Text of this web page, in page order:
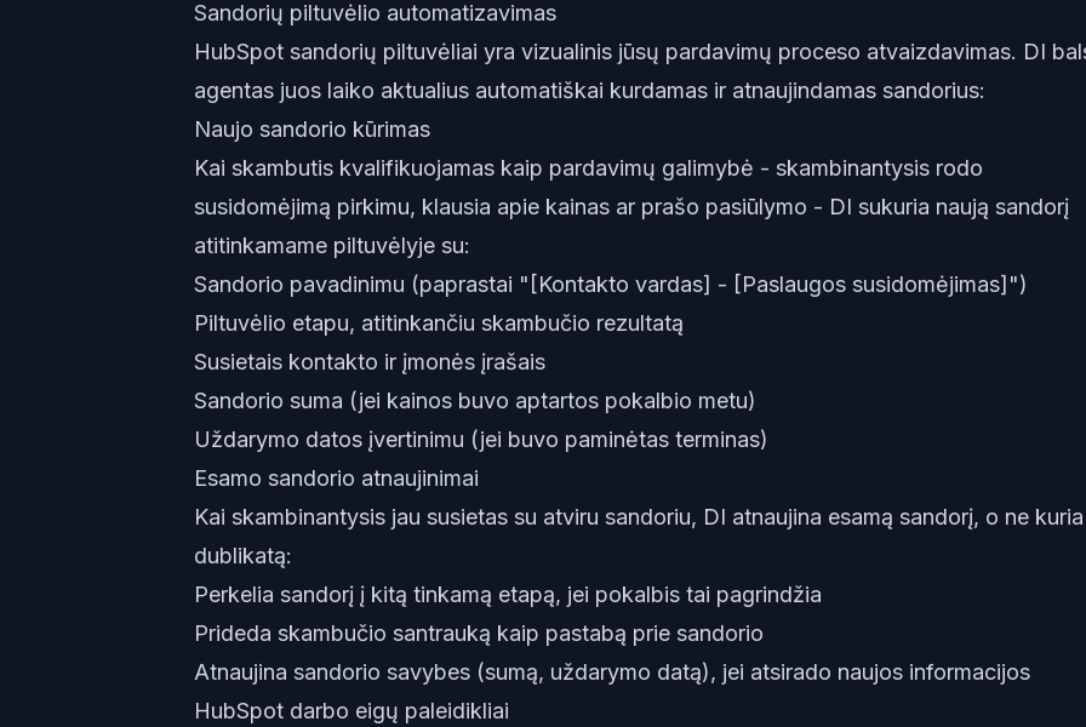
Sandorių piltuvėlio automatizavimas
HubSpot sandorių piltuvėliai yra vizualinis jūsų pardavimų proceso atvaizdavimas. DI
agentas juos laiko aktualius automatiškai kurdamas ir atnaujindamas sandorius:
Naujo sandorio kūrimas
Kai skambutis kvalifikuojamas kaip pardavimų galimybė - skambinantysis rodo
susidomėjimą pirkimu, klausia apie kainas ar prašo pasiūlymo - DI sukuria naują sandorį
atitinkamame piltuvėlyje su:
Sandorio pavadinimu (paprastai "[Kontakto vardas] - [Paslaugos susidomėjimas]")
Piltuvėlio etapu, atitinkančiu skambučio rezultatą
Susietais kontakto ir įmonės įrašais
Sandorio suma (jei kainos buvo aptartos pokalbio metu)
Uždarymo datos įvertinimu (jei buvo paminėtas terminas)
Esamo sandorio atnaujinimai
Kai skambinantysis jau susietas su atviru sandoriu, DI atnaujina esamą sandorį, o ne kuria
dublikatą:
Perkelia sandorį į kitą tinkamą etapą, jei pokalbis tai pagrindžia
Prideda skambučio santrauką kaip pastabą prie sandorio
Atnaujina sandorio savybes (sumą, uždarymo datą), jei atsirado naujos informacijos
HubSpot darbo eigų paleidikliai